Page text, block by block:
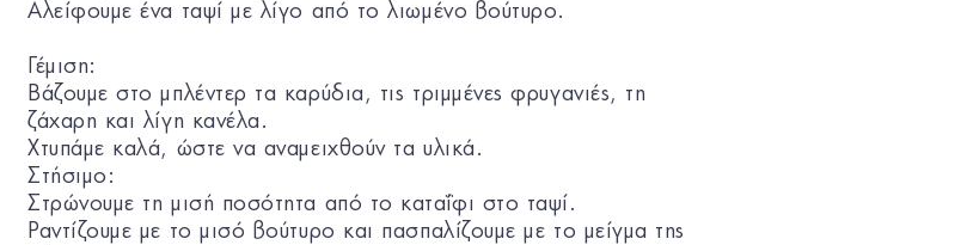
Αλείφουμε ένα ταψί με λίγο από το λιωμένο βούτυρο.
Γέμιση:
Βάζουμε στο μπλέντερ τα καρύδια, τις τριμμένες φρυγανιές, τη
ζάχαρη και λίγη κανέλα.
Χτυπάμε καλά, ώστε να αναμειχθούν τα υλικά.
Στήσιμο:
Στρώνουμε τη μισή ποσότητα από το καταΐφι στο ταψί.
Ραντίζουμε με το μισό βούτυρο και πασπαλίζουμε με το μείγμα της